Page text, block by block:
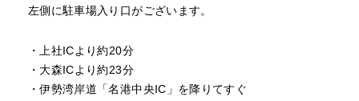
左側に駐車場入り口がございます。
・上社ICより約20分
・大森ICより約23分
・伊勢湾岸道「名港中央IC」を降りてすぐ